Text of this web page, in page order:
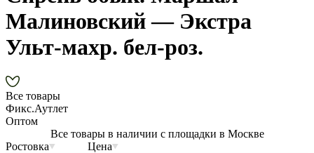
Малиновский — Экстра
Ульт-махр. бел-роз.
Все товары
Фикс.Аутлет
Оптом
Все товары в наличии с площадки в Москве
Ростовка
Цена